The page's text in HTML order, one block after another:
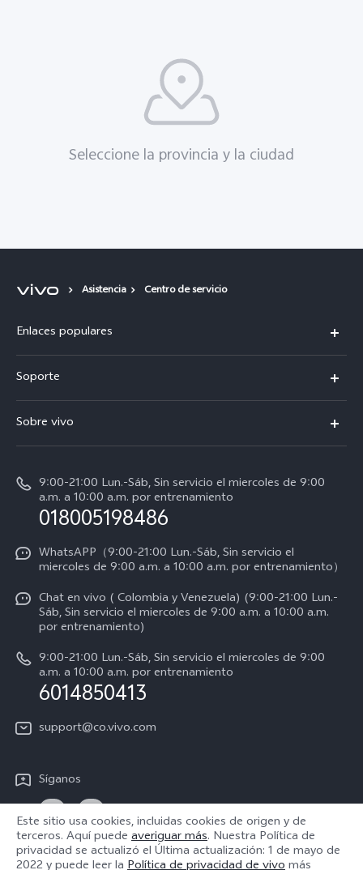
Seleccione la provincia y la ciudad
Asistencia Centro de servicio
Enlaces populares
V70
V70 FE
Y11d
Soporte
Centro de servicio
Verificación de IMEI
Consulta el Precio de los Repuestos
Manual de usuario
Servicio de logística
Progreso de la reparación
Sobre vivo
Noticias
Empleos en vivo
Avisos legales
Acerca de nosotros
Sostenibilidad
Centro de privacidad de vivo
Accesibilidad
9:00-21:00 Lun.-Sáb, Sin servicio el miercoles de 9:00
a.m. a 10:00 a.m. por entrenamiento
018005198486
WhatsAPP（9:00-21:00 Lun.-Sáb, Sin servicio el
miercoles de 9:00 a.m. a 10:00 a.m. por entrenamiento）
Chat en vivo ( Colombia y Venezuela) (9:00-21:00 Lun.-
Sáb, Sin servicio el miercoles de 9:00 a.m. a 10:00 a.m.
por entrenamiento)
9:00-21:00 Lun.-Sáb, Sin servicio el miercoles de 9:00
a.m. a 10:00 a.m. por entrenamiento
6014850413
support@co.vivo.com
Síganos
Colombia | Seleccione país/región
Este sitio usa cookies, incluidas cookies de origen y de
terceros. Aquí puede averiguar más. Nuestra Política de
privacidad se actualizó el Última actualización: 1 de mayo de